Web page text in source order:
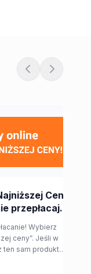
Ceny
przepłacaj.
Wybierz
ceny”. Jeśli w
ten sam produkt